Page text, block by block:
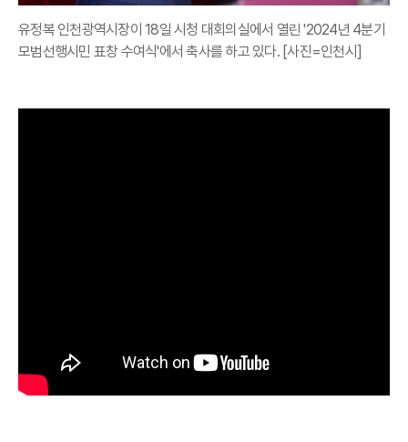
유정복 인천광역시장이 18일 시청 대회의실에서 열린 '2024년 4분기
모범선행시민 표창 수여식'에서 축사를 하고 있다. [사진=인천시]